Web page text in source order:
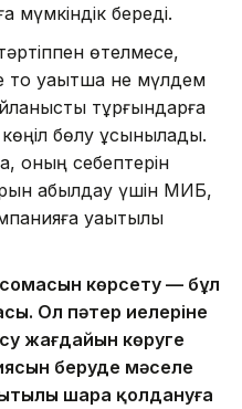
мүмкіндік береді.
өтелмесе,
уақытша не мүлдем
тұрғындарға
көңіл бөлу ұсынылады.
оның себептерін
қабылдау үшін МИБ,
уақытылы
көрсету — бұл
Ол пәтер иелеріне
жағдайын көруге
беруде мәселе
шара қолдануға